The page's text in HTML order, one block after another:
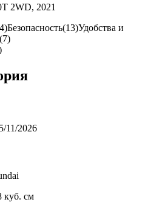
2WD, 2021
Безопасность(13)Удобства и
(7)
5/11/2026
куб. см